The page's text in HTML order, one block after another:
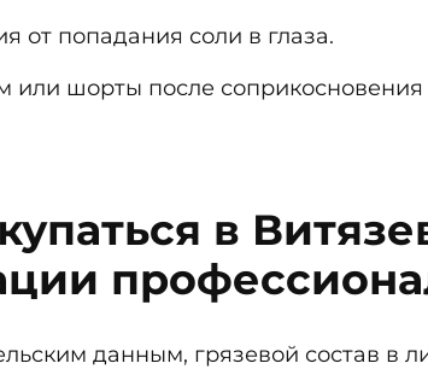
от попадания соли в глаза.
или шорты после соприкосновения
в
данным, грязевой состав